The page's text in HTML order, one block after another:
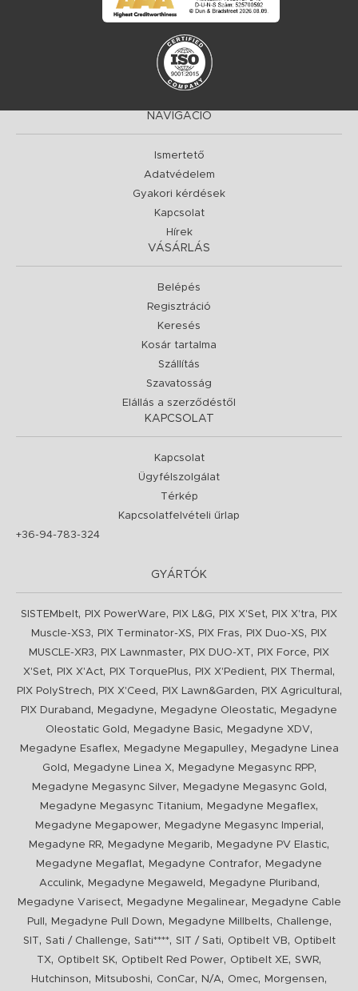
NAVIGÁCIÓ
Ismertető
Adatvédelem
Gyakori kérdések
Kapcsolat
Hírek
VÁSÁRLÁS
Belépés
Regisztráció
Keresés
Kosár tartalma
Szállítás
Szavatosság
Elállás a szerződéstől
KAPCSOLAT
Kapcsolat
Ügyfélszolgálat
Térkép
Kapcsolatfelvételi űrlap
+36-94-783-324
GYÁRTÓK
SISTEMbelt, PIX PowerWare, PIX L&G, PIX X'Set, PIX X'tra,
PIX
Muscle-XS3, PIX Terminator-XS, PIX Fras, PIX Duo-XS,
PIX
MUSCLE-XR3, PIX Lawnmaster, PIX DUO-XT, PIX Force,
PIX
X'Set, PIX X'Act, PIX TorquePlus, PIX X'Pedient, PIX Thermal ,
PIX PolyStrech, PIX X'Ceed , PIX Lawn&Garden, PIX Agricultural ,
PIX Duraband , Megadyne, Megadyne Oleostatic,
Megadyne
Oleostatic Gold , Megadyne Basic, Megadyne XDV,
Megadyne Esaflex, Megadyne Megapulley,
Megadyne Linea
Gold , Megadyne Linea X, Megadyne Megasync RPP,
Megadyne Megasync Silver, Megadyne Megasync Gold ,
Megadyne Megasync Titanium, Megadyne Megaflex,
Megadyne Megapower, Megadyne Megasync Imperial ,
Megadyne RR, Megadyne Megarib, Megadyne PV Elastic,
Megadyne Megaflat, Megadyne Contrafor,
Megadyne
Acculink, Megadyne Megaweld , Megadyne Pluriband ,
Megadyne Varisect, Megadyne Megalinear,
Megadyne Cable
Pull
, Megadyne Pull Down, Megadyne Millbelts, Challenge,
SIT, Sati / Challenge, Sati****, SIT / Sati, Optibelt VB, Optibelt
TX, Optibelt SK, Optibelt Red Power, Optibelt XE, SWR,
Hutchinson, Mitsuboshi, ConCar, N/A, Omec, Morgensen,